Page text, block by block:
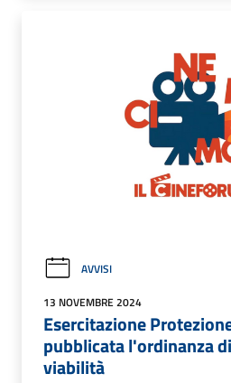
AVVISI
13 NOVEMBRE 2024
Esercitazione
pubblicata l'ordinanza
viabilità